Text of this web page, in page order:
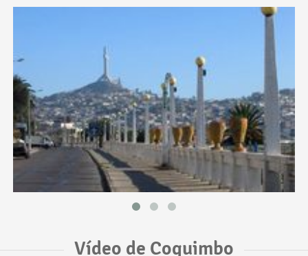
Vídeo de Coquimbo